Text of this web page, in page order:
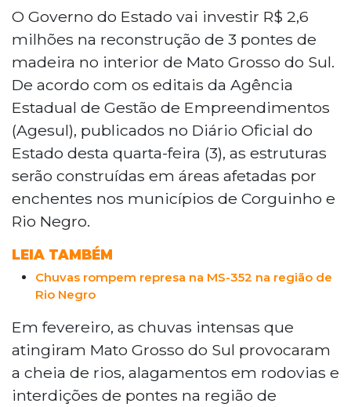
de três pontes de madeira nos municípios
de Corguinho e Rio Negro, danificadas
pelas enchentes de fevereiro. Em
Corguinho, duas pontes serão erguidas
sobre o Rio Taboco, na MS-352, pelas
empresas Belter Construções e
Construtora Buriti. Em Rio Negro, uma
ponte será construída sobre o Córrego
Santo Onofre pela Construtora Buriti.
O Governo do Estado vai investir R$ 2,6
milhões na reconstrução de 3 pontes de
madeira no interior de Mato Grosso do Sul.
De acordo com os editais da Agência
Estadual de Gestão de Empreendimentos
(Agesul), publicados no Diário Oficial do
Estado desta quarta-feira (3), as estruturas
serão construídas em áreas afetadas por
enchentes nos municípios de Corguinho e
Rio Negro.
LEIA TAMBÉM
Chuvas rompem represa na MS-352 na região de
Rio Negro
Em fevereiro, as chuvas intensas que
atingiram Mato Grosso do Sul provocaram
a cheia de rios, alagamentos em rodovias e
interdições de pontes na região de